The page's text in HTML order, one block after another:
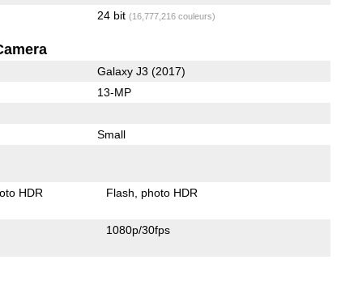
24 bit (16,777,216 couleurs)
Galaxy J3 (2017)
13-MP
Small
HDR Flash photo HDR
1080p/30fps